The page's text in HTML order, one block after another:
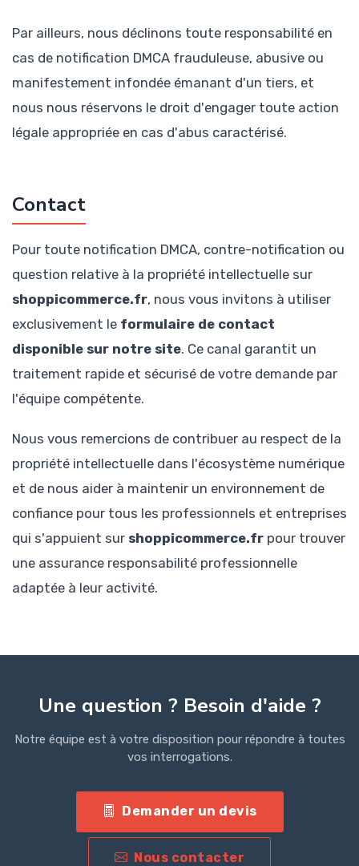
Par ailleurs, nous déclinons toute responsabilité en
cas de notification DMCA frauduleuse, abusive ou
manifestement infondée émanant d'un tiers, et
nous nous réservons le droit d'engager toute action
légale appropriée en cas d'abus caractérisé.
Contact
Pour toute notification DMCA, contre-notification ou
question relative à la propriété intellectuelle sur
shoppicommerce.fr, nous vous invitons à utiliser
exclusivement le formulaire de contact
disponible sur notre site. Ce canal garantit un
traitement rapide et sécurisé de votre demande par
l'équipe compétente.
Nous vous remercions de contribuer au respect de la
propriété intellectuelle dans l'écosystème numérique
et de nous aider à maintenir un environnement de
confiance pour tous les professionnels et entreprises
qui s'appuient sur shoppicommerce.fr pour trouver
une assurance responsabilité professionnelle
adaptée à leur activité.
Une question ? Besoin d'aide ?
Notre équipe est à votre disposition pour répondre à toutes
vos interrogations.
Demander un devis
Nous contacter